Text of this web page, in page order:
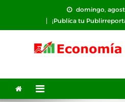
contenido
domingo,
¡Publíca tu